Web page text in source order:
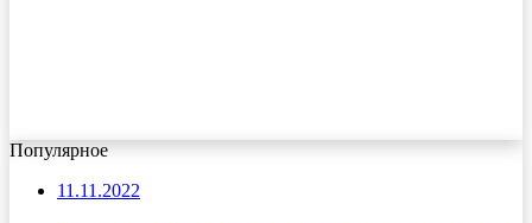
Популярное
11.11.2022